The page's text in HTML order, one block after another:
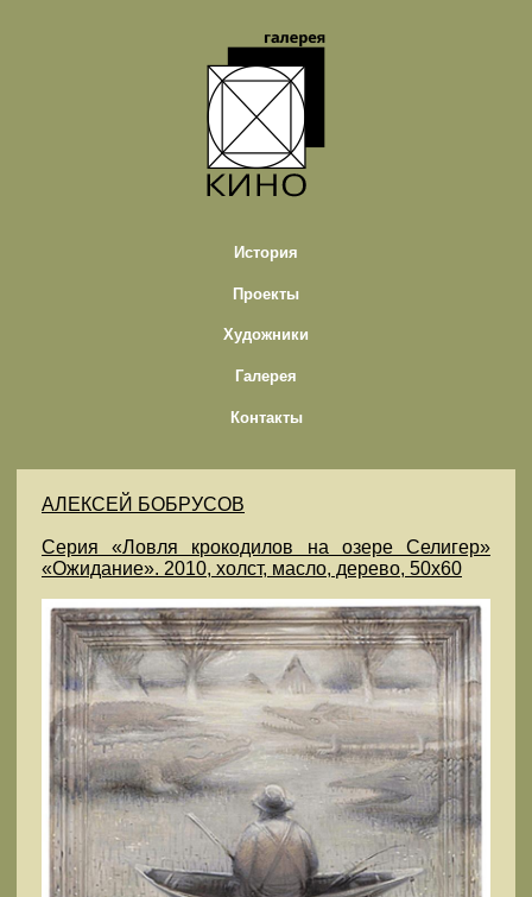
История
Проекты
Художники
Галерея
Контакты
АЛЕКСЕЙ БОБРУСОВ
Серия «Ловля крокодилов на озере Селигер»
«Ожидание». 2010, холст, масло, дерево, 50х60